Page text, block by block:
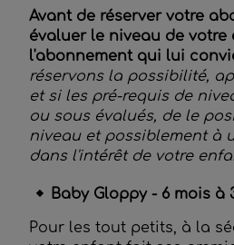
Avant de réserver votre
évaluer le niveau de
l'abonnement qui lui
réservons la possibilité,
et si les pré-requis de
ou sous évalués, de le
niveau et possiblement à
dans l'intérêt de votre
Baby Gloppy - 6 mois à
Pour les tout petits, à la